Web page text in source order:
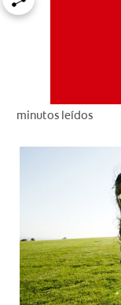
minutos leídos